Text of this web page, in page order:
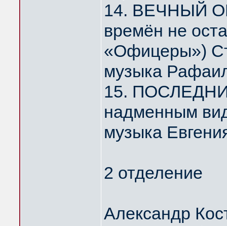
14. ВЕЧНЫЙ
времён не
«Офицеры»)
музыка
15.
надменным
музыка
2 отделение
Александр